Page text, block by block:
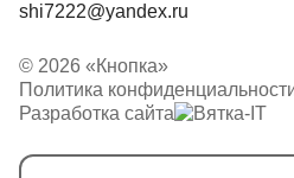
shi7222@yandex.ru
© 2026 «Кнопка»
Политика
Разработка сайта